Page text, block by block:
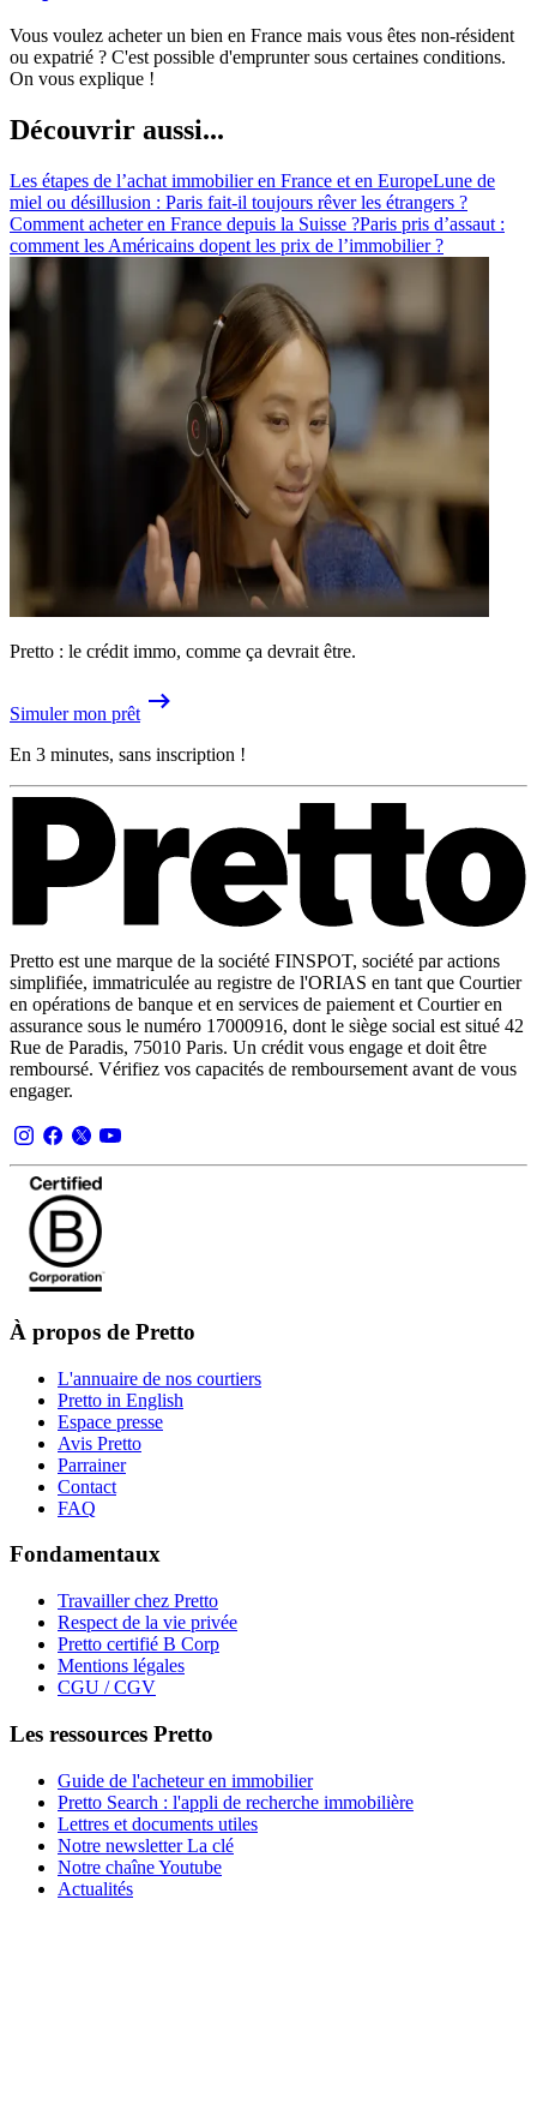
Vous voulez acheter un bien en France mais vous êtes non-résident
ou expatrié ? C'est possible d'emprunter sous certaines conditions.
On vous explique !
Découvrir aussi...
Les étapes de l’achat immobilier en France et en EuropeLune de
miel ou désillusion : Paris fait-il toujours rêver les étrangers ?
Comment acheter en France depuis la Suisse ?Paris pris d’assaut :
comment les Américains dopent les prix de l’immobilier ?
Pretto : le crédit immo, comme ça devrait être.
Simuler mon prêt
En 3 minutes, sans inscription !
Pretto est une marque de la société FINSPOT, société par actions
simplifiée, immatriculée au registre de l'ORIAS en tant que Courtier
en opérations de banque et en services de paiement et Courtier en
assurance sous le numéro 17000916, dont le siège social est situé 42
Rue de Paradis, 75010 Paris. Un crédit vous engage et doit être
remboursé. Vérifiez vos capacités de remboursement avant de vous
engager.
À propos de Pretto
L'annuaire de nos courtiers
Pretto in English
Espace presse
Avis Pretto
Parrainer
Contact
FAQ
Fondamentaux
Travailler chez Pretto
Respect de la vie privée
Pretto certifié B Corp
Mentions légales
CGU / CGV
Les ressources Pretto
Guide de l'acheteur en immobilier
Pretto Search : l'appli de recherche immobilière
Lettres et documents utiles
Notre newsletter La clé
Notre chaîne Youtube
Actualités